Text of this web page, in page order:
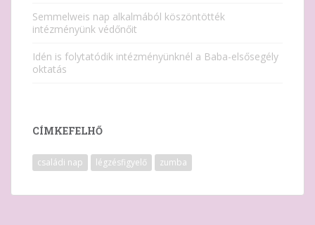
Semmelweis nap alkalmából köszöntötték
intézményünk védőnőit
Idén is folytatódik intézményünknél a Baba-elsősegély
oktatás
CÍMKEFELHŐ
családi nap légzésfigyelő zumba